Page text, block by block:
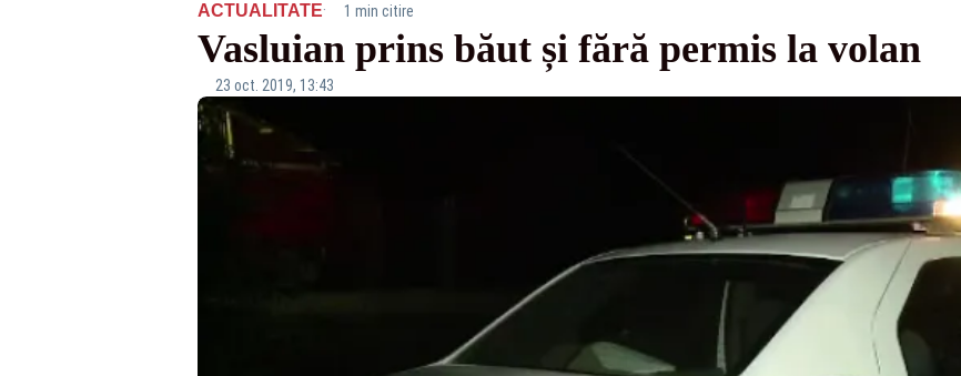
ACTUALITATE· 1 min citire
Vasluian prins băut și fără permis la volan
23 oct. 2019, 13:43